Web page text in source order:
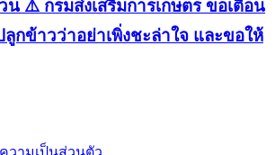
น ⚠️ กรมส่งเสริมการเกษตร ขอเตือน
กข้าวว่าอย่าเพิ่งชะล่าใจ และขอให้
วามเป็นส่วนตัว